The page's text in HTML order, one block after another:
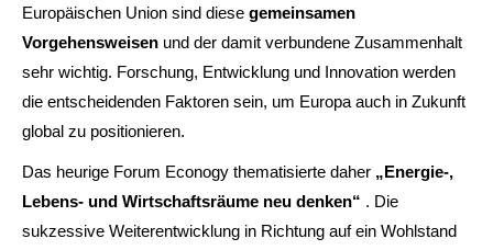
Europäischen Union sind diese gemeinsamen
Vorgehensweisen und der damit verbundene Zusammenhalt
sehr wichtig. Forschung, Entwicklung und Innovation werden
die entscheidenden Faktoren sein, um Europa auch in Zukunft
global zu positionieren.
Das heurige Forum Econogy thematisierte daher „Energie-,
Lebens- und Wirtschaftsräume neu denken“ . Die
sukzessive Weiterentwicklung in Richtung auf ein Wohlstand